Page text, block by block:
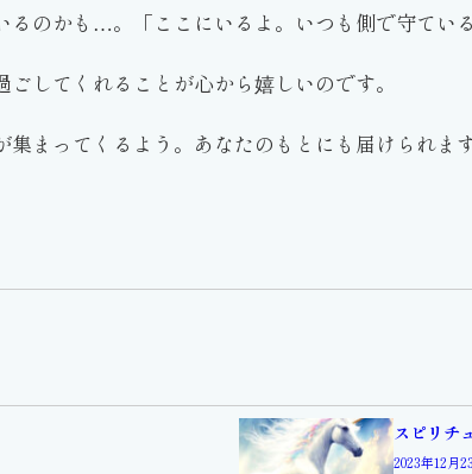
のかも…。「ここにいるよ。いつも側で守てい
してくれることが心から嬉しいのです。
まってくるよう。あなたのもとにも届けられます
スピリチ
2023年12月